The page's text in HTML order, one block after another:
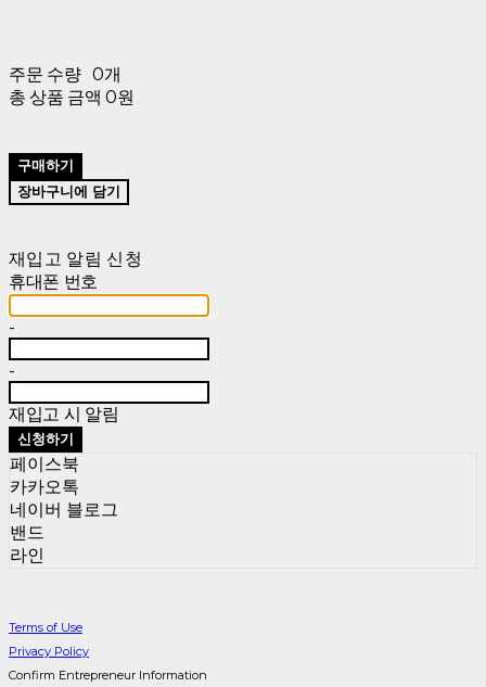
주문 수량 0개
총 상품 금액 0원
구매하기
장바구니에 담기
재입고 알림 신청
휴대폰 번호
-
-
재입고 시 알림
신청하기
페이스북
카카오톡
네이버 블로그
밴드
라인
Terms of Use
Privacy Policy
Confirm Entrepreneur Information